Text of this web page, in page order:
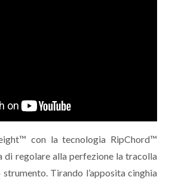
con la tecnologia RipChord™
di regolare alla perfezione la tracolla
Tirando l’apposita cinghia